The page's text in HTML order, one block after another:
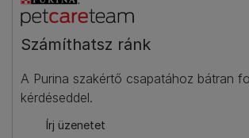
Számíthatsz ránk​
A Purina szakértő csapatához bátran
kérdéseddel.
Írj üzenetet